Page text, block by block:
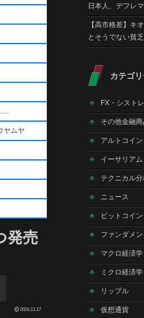
ヤムヤ
発売
2024.11.17
日本人、デフレ
【高市格差】キ
とそうでない貧
カテゴ
FX・シストレ
その他金融商
アルトコイン
イーサリアム
テクニカル
ニュース
ビットコイン
ファンダメ
マクロ経済学
ミクロ経済学
リップル
仮想通貨